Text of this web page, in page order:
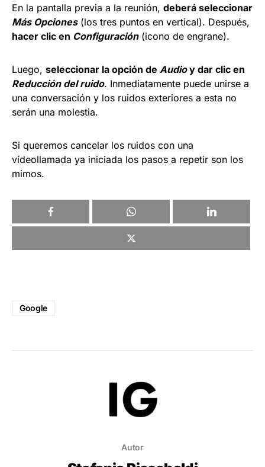
En la pantalla previa a la reunión, deberá seleccionar
Más Opciones(los tres puntos en vertical). Después,
hacer clic en Configuración(icono de engrane).
Luego, seleccionar la opción de Audioy dar clic en
Reducción del ruido. Inmediatamente puede unirse a
una conversación y los ruidos exteriores a esta no
serán una molestia.
Si queremos cancelar los ruidos con una
vídeollamada ya iniciada los pasos a repetir son los
mimos.
Google
Autor